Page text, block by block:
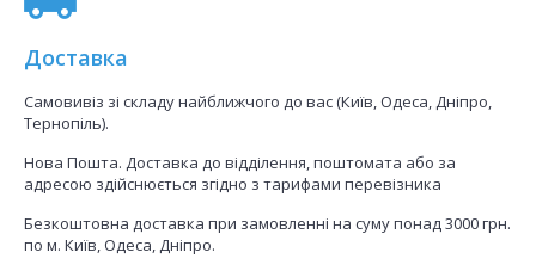
Доставка
Самовивіз зі складу найближчого до вас (Київ, Одеса, Дніпро,
Тернопіль).
Нова Пошта. Доставка до відділення, поштомата або за
адресою здійснюється згідно з тарифами перевізника
Безкоштовна доставка при замовленні на суму понад 3000 грн.
по м. Київ, Одеса, Дніпро.